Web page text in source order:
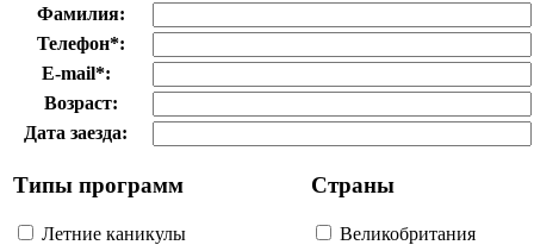
Фамилия:
Телефон*:
E-mail*:
Возраст:
Дата заезда:
Типы программ
Летние каникулы
Страны
Великобритания